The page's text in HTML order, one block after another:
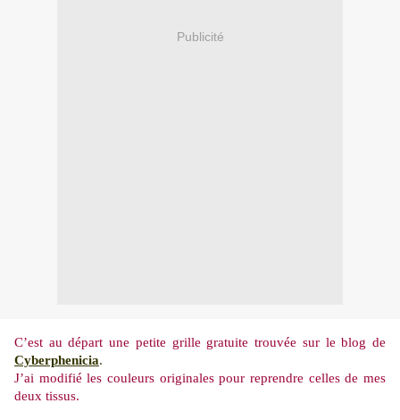
Publicité
C’est au départ une petite grille gratuite trouvée sur le blog de
Cyberphenicia.
J’ai modifié les couleurs originales pour reprendre celles de mes
deux tissus.